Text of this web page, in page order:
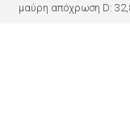
μαύρη απόχρωση D: